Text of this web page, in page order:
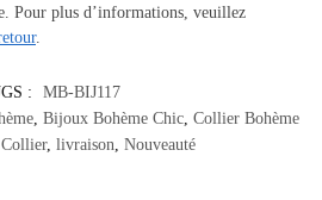
Pour plus d’informations, veuillez
.
:
MB-BIJ117
, Bijoux Bohème Chic, Collier Bohème
Collier, livraison Nouveauté